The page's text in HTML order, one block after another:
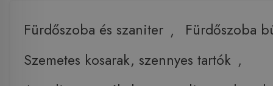
Fürdőszoba és szaniter ,
Fürdőszoba
Szemetes kosarak, szennyes tartók ,